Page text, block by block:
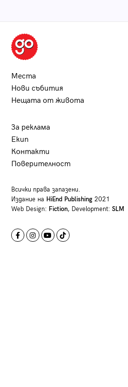
Места
Нови събития
Нещата от живота
За реклама
Екип
Контакти
Поверителност
Всички права запазени.
Издание на HiEnd Publishing2021
Web Design: Fiction, Development: SLM